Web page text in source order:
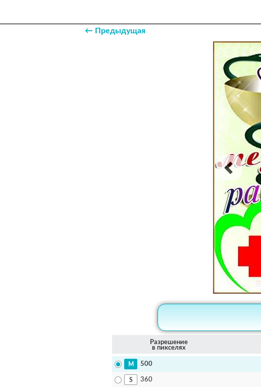
← Предыдущая
Разрешение
в пикселях
500
360